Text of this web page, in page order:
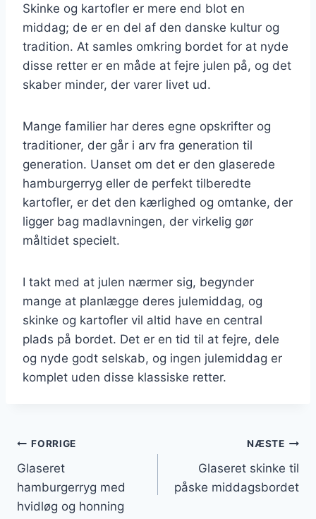
Skinke og kartofler er mere end blot en
middag; de er en del af den danske kultur og
tradition. At samles omkring bordet for at nyde
disse retter er en måde at fejre julen på, og det
skaber minder, der varer livet ud.
Mange familier har deres egne opskrifter og
traditioner, der går i arv fra generation til
generation. Uanset om det er den glaserede
hamburgerryg eller de perfekt tilberedte
kartofler, er det den kærlighed og omtanke, der
ligger bag madlavningen, der virkelig gør
måltidet specielt.
I takt med at julen nærmer sig, begynder
mange at planlægge deres julemiddag, og
skinke og kartofler vil altid have en central
plads på bordet. Det er en tid til at fejre, dele
og nyde godt selskab, og ingen julemiddag er
komplet uden disse klassiske retter.
Indlægsnavigation
FORRIGE
Glaseret
hamburgerryg med
hvidløg og honning
NÆSTE
Glaseret skinke til
påske middagsbordet